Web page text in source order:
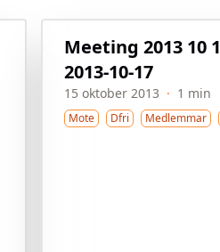
Meeting 2013 10
2013-10-17
15 oktober 2013 · 1 min
Mote Dfri Medlemmar